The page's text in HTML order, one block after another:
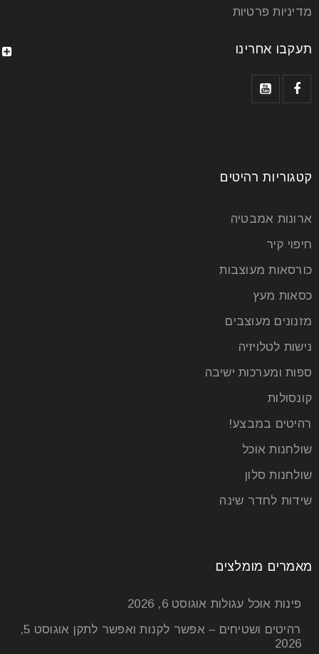
מדיניות פרטיות
תעקבו אחרינו
קטגוריות רהיטים
ארונות אמבטיה
חיפוי קיר
כורסאות מעוצבות
כסאות מעץ
מזנונים מעוצבים
נישות לטלויזיה
ספות ומערכות ישיבה
קונסולות
רהיטים במבצע!
שולחנות אוכל
שולחנות סלון
שידות לחדר שינה
מאמרים מומלצים
פינות אוכל עגולות אוגוסט 6, 2026
רהיטים ושטיחים – אפשר לקנות ואפשר לתקן
אוגוסט 5,
2026